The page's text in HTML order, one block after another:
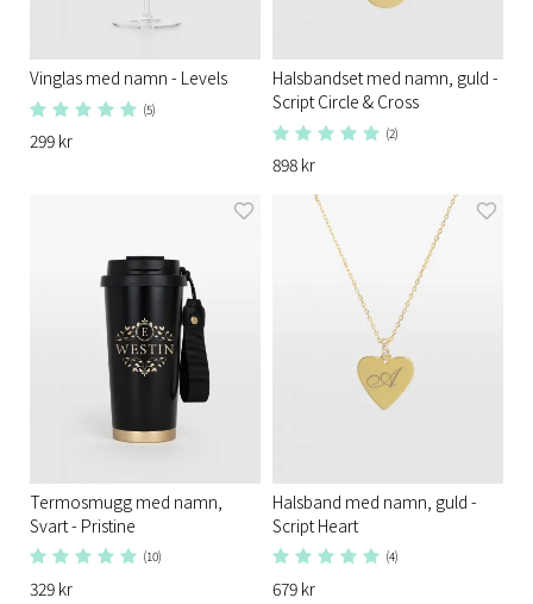
Vinglas med namn - Levels
(5)
299 kr
Halsbandset med namn, guld -
Script Circle & Cross
(2)
898 kr
Termosmugg med namn,
Svart - Pristine
(10)
329 kr
Halsband med namn, guld -
Script Heart
(4)
679 kr